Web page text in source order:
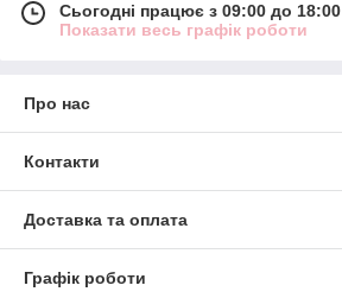
Сьогодні працює з 09:00 до 18:00
Показати весь графік роботи
Про нас
Контакти
Доставка та оплата
Графік роботи